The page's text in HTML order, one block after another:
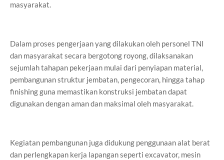
masyarakat.
Dalam proses pengerjaan yang dilakukan oleh personel TNI
dan masyarakat secara bergotong royong, dilaksanakan
sejumlah tahapan pekerjaan mulai dari penyiapan material,
pembangunan struktur jembatan, pengecoran, hingga tahap
finishing guna memastikan konstruksi jembatan dapat
digunakan dengan aman dan maksimal oleh masyarakat.
Kegiatan pembangunan juga didukung penggunaan alat berat
dan perlengkapan kerja lapangan seperti excavator, mesin